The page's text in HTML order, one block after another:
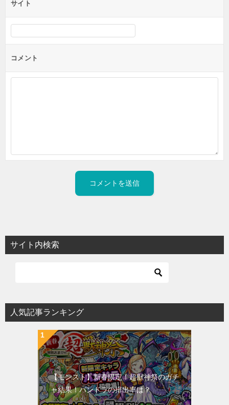
サイト
コメント
サイト内検索
人気記事ランキング
【モンスト】新春限定！超獣神祭のガチ
ャ結果！パンドラの排出率は？